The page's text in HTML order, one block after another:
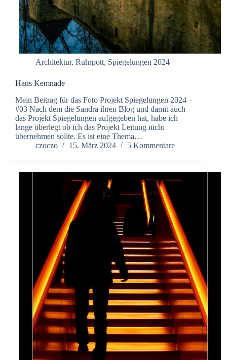
Architektur, Ruhrpott, Spiegelungen 2024
Haus Kemnade
Mein Beitrag für das Foto Projekt Spiegelungen 2024 –
#03 Nach dem die Sandra ihren Blog und damit auch
das Projekt Spiegelungen aufgegeben hat, habe ich
lange überlegt ob ich das Projekt Leitung nicht
übernehmen sollte. Es ist eine Thema…
czoczo
15. März 2024 5 Kommentare